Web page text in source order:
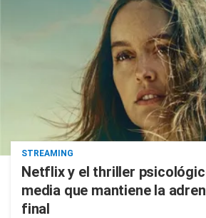
STREAMING
Netflix y el thriller
media que mantiene la
final